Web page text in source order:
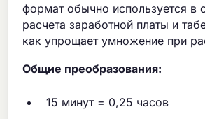
формат обычно используется в
расчета заработной платы и
как упрощает умножение при
Общие преобразования:
15 минут = 0,25 часов